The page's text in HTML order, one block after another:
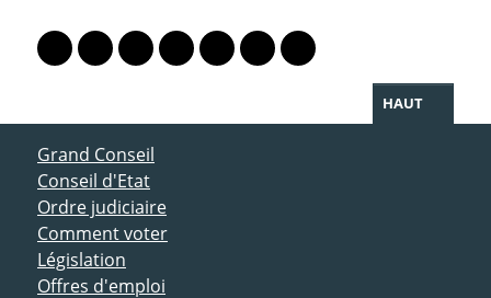
Lien vers le profil Mastodon
Lien vers le profil Bluesky
Lien vers le profil Instagram
Lien vers le profil Linkedin
Lien vers le profil Facebook
Lien vers le profil Twitter
Partager par WhatsApp
HAUT
ACCÈS DIRECT
Grand Conseil
Conseil d'Etat
Ordre judiciaire
Comment voter
Législation
Offres d'emploi